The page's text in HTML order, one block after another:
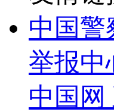
中国警
举报中
中国网